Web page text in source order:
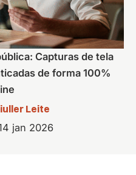
Capturas de tela
de forma 100%
Leite
jan 2026